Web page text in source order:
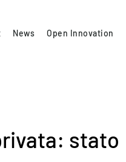
News Open Innovation
stato